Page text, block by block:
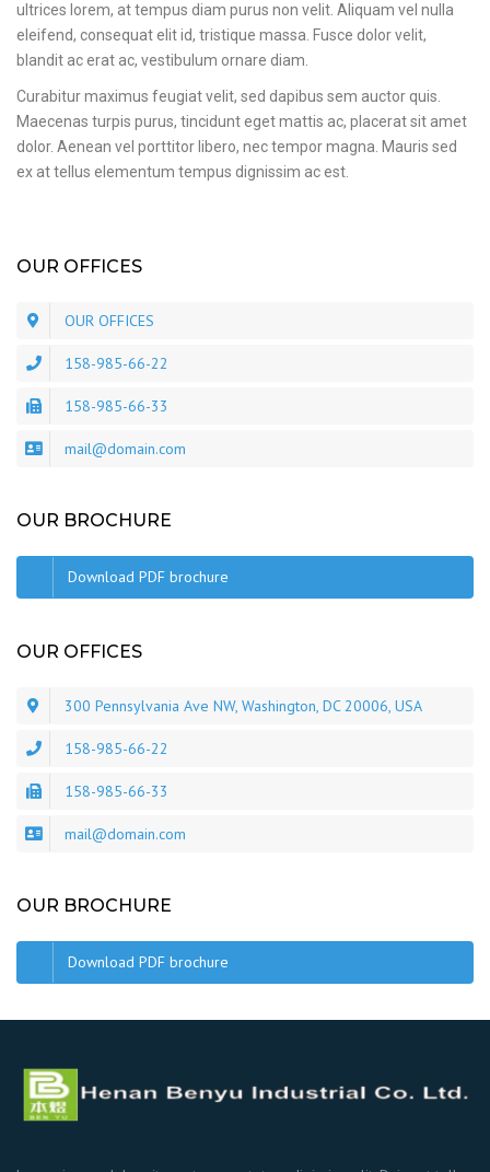
ultrices lorem, at tempus diam purus non velit. Aliquam vel nulla
eleifend, consequat elit id, tristique massa. Fusce dolor velit,
blandit ac erat ac, vestibulum ornare diam.
Curabitur maximus feugiat velit, sed dapibus sem auctor quis.
Maecenas turpis purus, tincidunt eget mattis ac, placerat sit amet
dolor. Aenean vel porttitor libero, nec tempor magna. Mauris sed
ex at tellus elementum tempus dignissim ac est.
OUR OFFICES
OUR OFFICES
158-985-66-22
158-985-66-33
mail@domain.com
OUR BROCHURE
Download PDF brochure
OUR OFFICES
300 Pennsylvania Ave NW, Washington, DC 20006, USA
158-985-66-22
158-985-66-33
mail@domain.com
OUR BROCHURE
Download PDF brochure